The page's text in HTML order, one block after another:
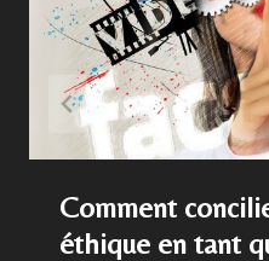
Comment
éthique en tant